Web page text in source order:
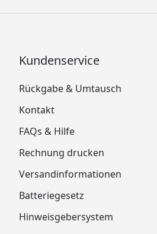
Kundenservice
Rückgabe & Umtausch
Kontakt
FAQs & Hilfe
Rechnung drucken
Versandinformationen
Batteriegesetz
Hinweisgebersystem